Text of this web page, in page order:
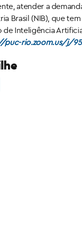
atender a
Brasil (NIB), que
de Inteligência
rio.zoom.us/j/